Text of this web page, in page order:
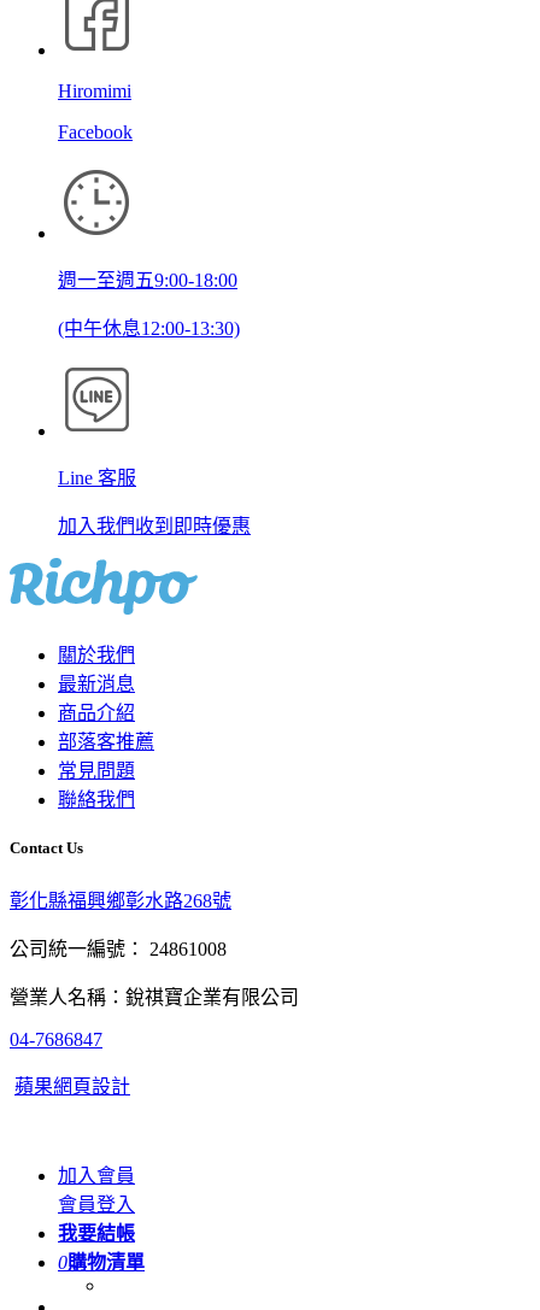
Hiromimi
Facebook
週一至週五9:00-18:00
(中午休息12:00-13:30)
Line 客服
加入我們收到即時優惠
關於我們
最新消息
商品介紹
部落客推薦
常見問題
聯絡我們
Contact Us
彰化縣福興鄉彰水路268號
公司統一編號： 24861008
營業人名稱：銳祺寶企業有限公司
04-7686847
蘋果網頁設計
加入會員
會員登入
我要結帳
0購物清單